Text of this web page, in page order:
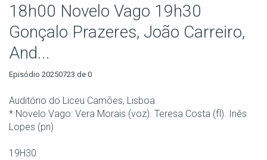
18h00 Novelo Vago 19h30
Gonçalo Prazeres, João Carreiro,
And...
Episódio 20250723 de 0
Auditório do Liceu Camões, Lisboa
* Novelo Vago: Vera Morais (voz). Teresa Costa (fl). Inês
Lopes (pn)
19H30